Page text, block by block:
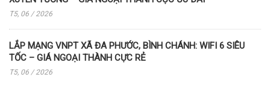
T5, 06 / 2026
LẮP MẠNG VNPT XÃ ĐA PHƯỚC, BÌNH CHÁNH: WIFI 6 SIÊU
TỐC – GIÁ NGOẠI THÀNH CỰC RẺ
T5, 06 / 2026